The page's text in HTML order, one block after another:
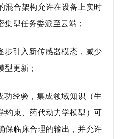
混合架构允许在设备上实时
型任务委派至云端；
步引入新传感器模态，减少
型更新；
经验，集成领域知识（生
约束、药代动力学模型）可
保临床合理的输出，并允许